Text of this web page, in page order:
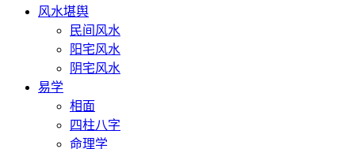
风水堪舆
民间风水
阳宅风水
阴宅风水
易学
相面
四柱八字
命理学